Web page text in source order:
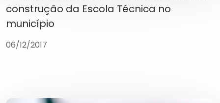
construção da Escola Técnica no
município
06/12/2017